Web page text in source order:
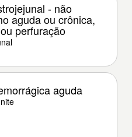
- não
aguda ou crônica,
perfuração
aguda